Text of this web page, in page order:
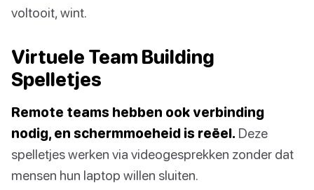
voltooit, wint.
Virtuele Team Building
Spelletjes
Remote teams hebben ook verbinding
nodig, en schermmoeheid is reëel. Deze
spelletjes werken via videogesprekken zonder dat
mensen hun laptop willen sluiten.